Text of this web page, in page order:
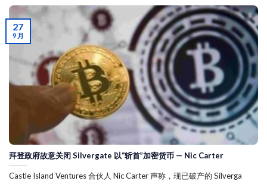
拜登政府故意关闭 Silvergate 以“斩首”加密货币 — Nic Carter
Castle Island Ventures 合伙人 Nic Carter 声称，现已破产的 Silverga
27
9 月